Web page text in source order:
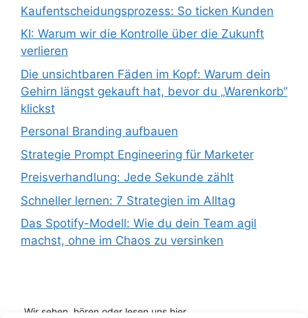
Kaufentscheidungsprozess: So ticken Kunden
KI: Warum wir die Kontrolle über die Zukunft
verlieren
Die unsichtbaren Fäden im Kopf: Warum dein
Gehirn längst gekauft hat, bevor du „Warenkorb“
klickst
Personal Branding aufbauen
Strategie Prompt Engineering für Marketer
Preisverhandlung: Jede Sekunde zählt
Schneller lernen: 7 Strategien im Alltag
Das Spotify-Modell: Wie du dein Team agil
machst, ohne im Chaos zu versinken
Wir sehen, hören oder lesen uns hier...